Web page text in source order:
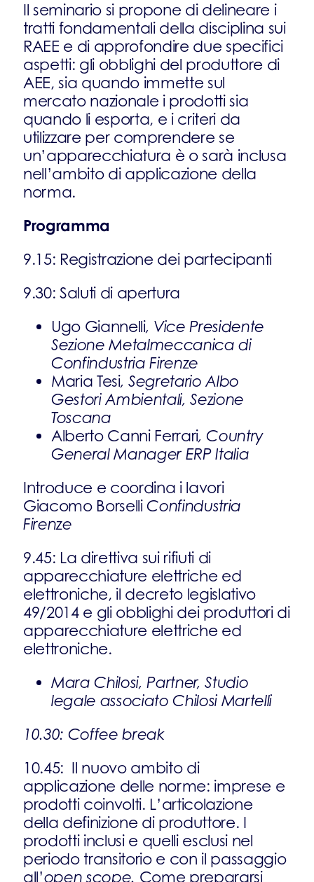
Il seminario si propone di delineare i
tratti fondamentali della disciplina sui
RAEE e di approfondire due specifici
aspetti: gli obblighi del produttore di
AEE, sia quando immette sul
mercato nazionale i prodotti sia
quando li esporta, e i criteri da
utilizzare per comprendere se
un’apparecchiatura è o sarà inclusa
nell’ambito di applicazione della
norma.
Programma
9.15: Registrazione dei partecipanti
9.30: Saluti di apertura
Ugo Giannelli, Vice Presidente
Sezione Metalmeccanica di
Confindustria Firenze
Maria Tesi, Segretario Albo
Gestori Ambientali, Sezione
Toscana
Alberto Canni Ferrari, Country
General Manager ERP Italia
Introduce e coordina i lavori
Giacomo BorselliConfindustria
Firenze
9.45: La direttiva sui rifiuti di
apparecchiature elettriche ed
elettroniche, il decreto legislativo
49/2014 e gli obblighi dei produttori di
apparecchiature elettriche ed
elettroniche.
Mara Chilosi, Partner, Studio
legale associato Chilosi Martelli
10.30: Coffee break
10.45: Il nuovo ambito di
applicazione delle norme: imprese e
prodotti coinvolti. L’articolazione
della definizione di produttore. I
prodotti inclusi e quelli esclusi nel
periodo transitorio e con il passaggio
all’open scope. Come prepararsi